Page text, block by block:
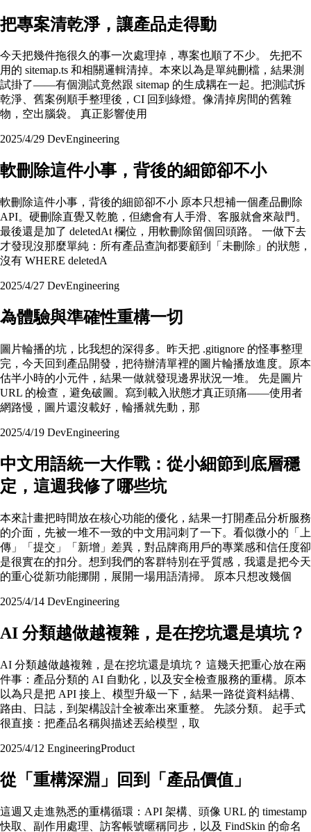
把專案清乾淨，讓產品走得動
今天把幾件拖很久的事一次處理掉，專案也順了不少。 先把不
用的 sitemap.ts 和相關邏輯清掉。本來以為是單純刪檔，結果測
試掛了——有個測試竟然跟 sitemap 的生成耦在一起。把測試拆
乾淨、舊案例順手整理後，CI 回到綠燈。像清掉房間的舊雜
物，空出腦袋。 真正影響使用
2025/4/29 DevEngineering
軟刪除這件小事，背後的細節卻不小
軟刪除這件小事，背後的細節卻不小 原本只想補一個產品刪除
API。硬刪除直覺又乾脆，但總會有人手滑、客服就會來敲門。
最後還是加了 deletedAt 欄位，用軟刪除留個回頭路。 一做下去
才發現沒那麼單純：所有產品查詢都要顧到「未刪除」的狀態，
沒有 WHERE deletedA
2025/4/27 DevEngineering
為體驗與準確性重構一切
圖片輪播的坑，比我想的深得多。昨天把 .gitignore 的怪事整理
完，今天回到產品開發，把待辦清單裡的圖片輪播放進度。原本
估半小時的小元件，結果一做就發現邊界狀況一堆。 先是圖片
URL 的檢查，避免破圖。寫到載入狀態才真正頭痛——使用者
網路慢，圖片還沒載好，輪播就先動，那
2025/4/19 DevEngineering
中文用語統一大作戰：從小細節到底層穩
定，這週我修了哪些坑
本來計畫把時間放在核心功能的優化，結果一打開產品分析服務
的介面，先被一堆不一致的中文用詞刺了一下。看似微小的「上
傳」「提交」「新增」差異，對品牌商用戶的專業感和信任度卻
是很實在的扣分。想到我們的客群特別在乎質感，我還是把今天
的重心從新功能挪開，展開一場用語清掃。 原本只想改幾個
2025/4/14 DevEngineering
AI 分類越做越複雜，是在挖坑還是填坑？
AI 分類越做越複雜，是在挖坑還是填坑？ 這幾天把重心放在兩
件事：產品分類的 AI 自動化，以及安全檢查服務的重構。原本
以為只是把 API 接上、模型升級一下，結果一路從資料結構、
路由、日誌，到架構設計全被牽出來重整。 先談分類。 起手式
很直接：把產品名稱與描述丟給模型，取
2025/4/12 EngineeringProduct
從「重構深淵」回到「產品價值」
這週又走進熟悉的重構循環：API 架構、頭像 URL 的 timestamp
快取、副作用處理、訪客帳號暱稱同步，以及 FindSkin 的命名